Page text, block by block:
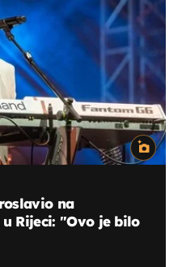
na
Rijeci: "Ovo je bilo